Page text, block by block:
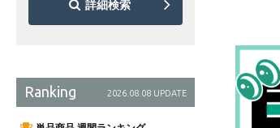
詳細検索
Ranking 2026.08.08 UPDATE